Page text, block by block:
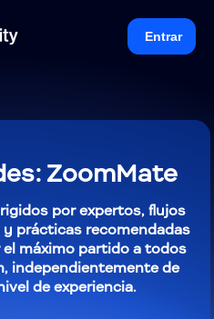
Entrar
ZoomMate
por expertos, flujos
prácticas recomendadas
máximo partido a todos
independientemente de
de experiencia.